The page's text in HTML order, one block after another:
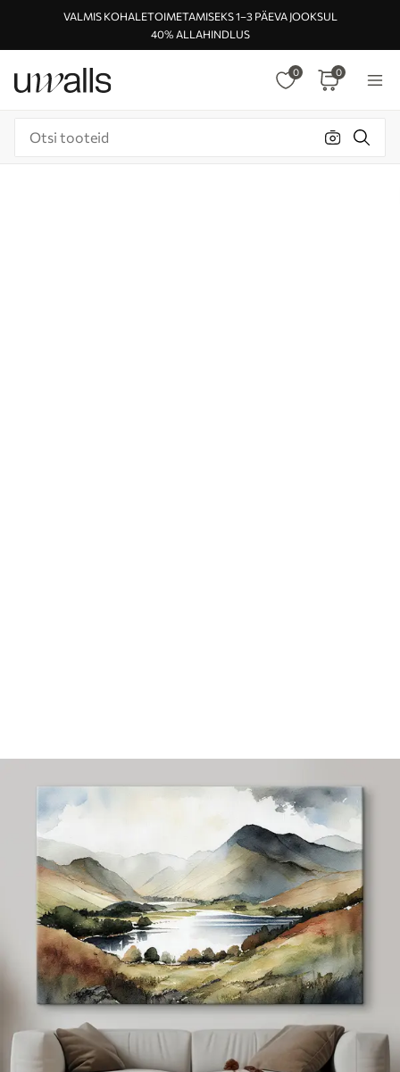
VALMIS KOHALETOIMETAMISEKS 1–3 PÄEVA JOOKSUL
40% ALLAHINDLUS
0 0